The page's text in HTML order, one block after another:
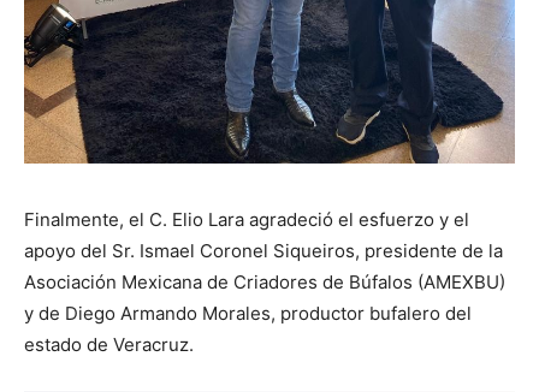
Finalmente, el C. Elio Lara agradeció el esfuerzo y el
apoyo del Sr. Ismael Coronel Siqueiros, presidente de la
Asociación Mexicana de Criadores de Búfalos (AMEXBU)
y de Diego Armando Morales, productor bufalero del
estado de Veracruz.